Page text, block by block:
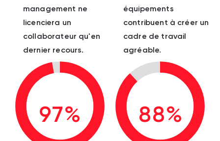
management ne
licenciera un
collaborateur qu'en
dernier recours.
équipements
contribuent à créer un
cadre de travail
agréable.
97% 88%